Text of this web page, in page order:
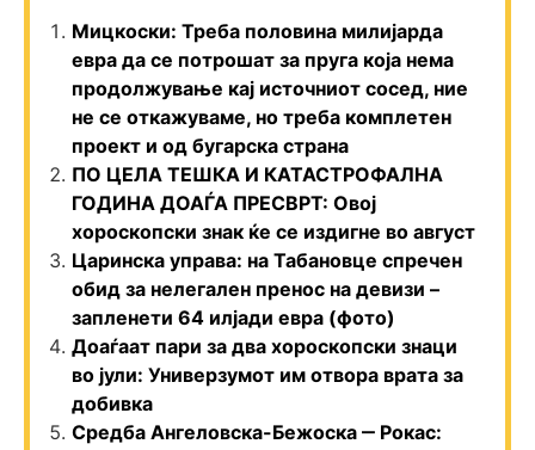
Мицкоски: Треба половина милијарда
евра да се потрошат за пруга која нема
продолжување кај источниот сосед, ние
не се откажуваме, но треба комплетен
проект и од бугарска страна
ПО ЦЕЛА ТЕШКА И КАТАСТРОФАЛНА
ГОДИНА ДОАЃА ПРЕСВРТ: Овој
хороскопски знак ќе се издигне во август
Царинска управа: на Табановце спречен
обид за нелегален пренос на девизи –
запленети 64 илјади евра (фото)
Доаѓаат пари за два хороскопски знаци
во јули: Универзумот им отвора врата за
добивка
Средба Ангеловска-Бежоска ‒ Рокас: